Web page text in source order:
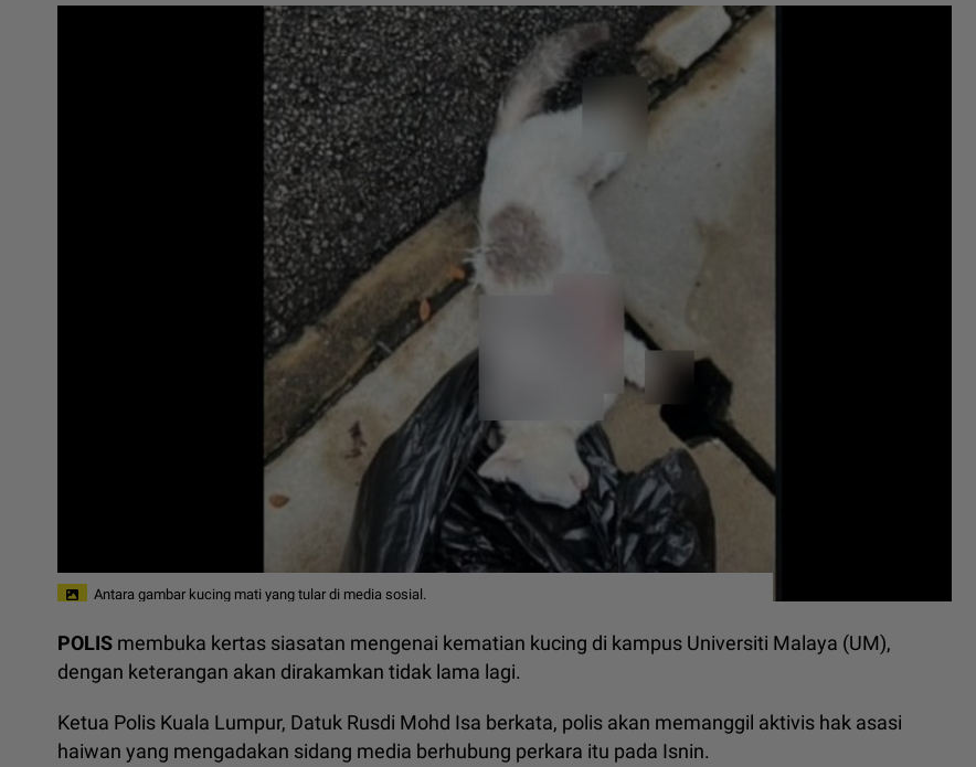
Antara gambar kucing mati yang tular di media sosial.
POLIS membuka kertas siasatan mengenai kematian kucing di kampus Universiti Malaya (UM),
dengan keterangan akan dirakamkan tidak lama lagi.
Ketua Polis Kuala Lumpur, Datuk Rusdi Mohd Isa berkata, polis akan memanggil aktivis hak asasi
haiwan yang mengadakan sidang media berhubung perkara itu pada Isnin.